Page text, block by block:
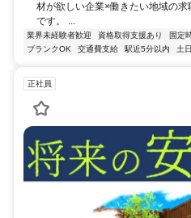
材が欲しい企業×働きたい地域の
です。 ...
業界未経験者歓迎 資格取得支援あり 固定
ブランクOK
交通費支給 駅近5分以内 土
正社員